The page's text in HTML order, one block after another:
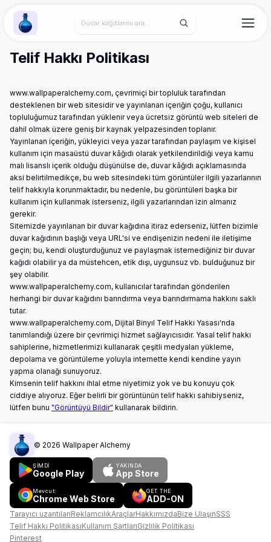
Wallpaper Alchemy
Telif Hakkı Politikası
www.wallpaperalchemy.com, çevrimiçi bir topluluk tarafından
desteklenen bir web sitesidir ve yayınlanan içeriğin çoğu, kullanıcı
topluluğumuz tarafından yüklenir veya ücretsiz görüntü web siteleri de
dahil olmak üzere geniş bir kaynak yelpazesinden toplanır.
Yayınlanan içeriğin, yükleyici veya yazar tarafından paylaşım ve kişisel
kullanım için masaüstü duvar kâğıdı olarak yetkilendirildiği veya kamu
malı lisanslı içerik olduğu düşünülse de, duvar kâğıdı açıklamasında
aksi belirtilmedikçe, bu web sitesindeki tüm görüntüler ilgili yazarlarının
telif hakkıyla korunmaktadır, bu nedenle, bu görüntüleri başka bir
kullanım için kullanmak isterseniz, ilgili yazarlarından izin almanız
gerekir.
Sitemizde yayınlanan bir duvar kağıdına itiraz ederseniz, lütfen bizimle
duvar kağıdının başlığı veya URL'si ve endişenizin nedeni ile iletişime
geçin; bu, kendi oluşturduğunuz ve paylaşmak istemediğiniz bir duvar
kağıdı olabilir ya da müstehcen, etik dışı, uygunsuz vb. bulduğunuz bir
şey olabilir.
www.wallpaperalchemy.com, kullanıcılar tarafından gönderilen
herhangi bir duvar kağıdını barındırma veya barındırmama hakkını saklı
tutar.
www.wallpaperalchemy.com, Dijital Binyıl Telif Hakkı Yasası'nda
tanımlandığı üzere bir çevrimiçi hizmet sağlayıcısıdır. Yasal telif hakkı
sahiplerine, hizmetlerimizi kullanarak çeşitli medyaları yükleme,
depolama ve görüntüleme yoluyla internette kendi kendine yayın
yapma olanağı sunuyoruz.
Kimsenin telif hakkını ihlal etme niyetimiz yok ve bu konuyu çok
ciddiye alıyoruz. Eğer belirli bir görüntünün telif hakkı sahibiyseniz,
lütfen bunu "Görüntüyü Bildir" kullanarak bildirin.
© 2026 Wallpaper Alchemy
ŞİMDİ
Google Play
YAKINDA
App Store
Mevcut:
Chrome Web Store
GET THE
ADD-ON
Tarayıcı uzantılarıReklamcılıkAraçlarHakkımızdaBize UlaşınSSS
Telif Hakkı PolitikasıKullanım ŞartlarıGizlilik Politikası
Pinterest